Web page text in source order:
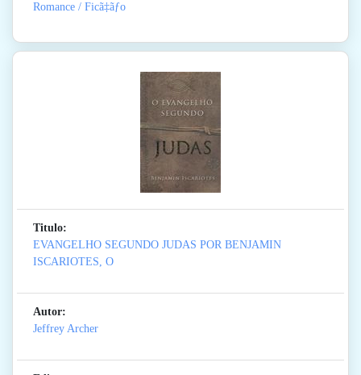
Romance / Ficã‡ãƒo
Titulo:
EVANGELHO SEGUNDO JUDAS POR BENJAMIN
ISCARIOTES, O
Autor:
Jeffrey Archer